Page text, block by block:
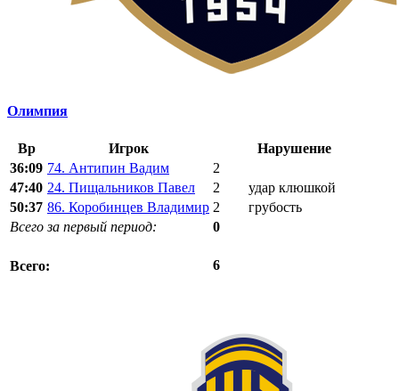
Олимпия
Вр Игрок
Нарушение
36:09 74. Антипин Вадим
2
47:40 24. Пищальников Павел 2
удар клюшкой
50:37 86. Коробинцев Владимир 2
грубость
Всего за первый период:
0
Всего: 6